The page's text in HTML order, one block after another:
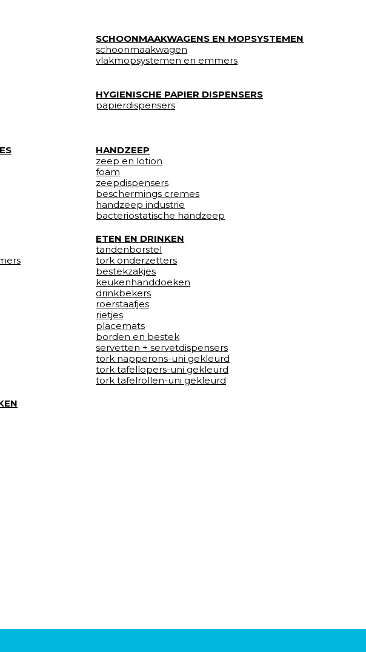
SCHOONMAAKWAGENS EN MOPSYSTEMEN
schoonmaakwagen
vlakmopsystemen en emmers
HYGIENISCHE PAPIER DISPENSERS
papierdispensers
HANDZEEP
zeep en lotion
foam
zeepdispensers
beschermings cremes
handzeep industrie
bacteriostatische handzeep
ETEN EN DRINKEN
tandenborstel
tork onderzetters
bestekzakjes
keukenhanddoeken
drinkbekers
roerstaafjes
rietjes
placemats
borden en bestek
servetten + servetdispensers
tork napperons-uni gekleurd
tork tafellopers-uni gekleurd
tork tafelrollen-uni gekleurd